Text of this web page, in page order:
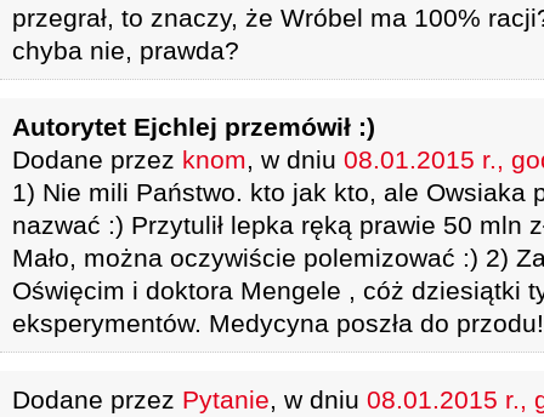
przegrał, to znaczy, że Wróbel ma 100%
chyba nie, prawda?
Autorytet Ejchlej przemówił :)
Dodane przez knom, w dniu 08.01.2015 r.,
1) Nie mili Państwo. kto jak kto, ale Owsiaka
nazwać :) Przytulił lepka ręką prawie 50 mln
Mało, można oczywiście polemizować :) 2)
Oświęcim i doktora Mengele , cóż dziesiątki
eksperymentów. Medycyna poszła do przodu!
Dodane przez Pytanie, w dniu 08.01.2015 r.,